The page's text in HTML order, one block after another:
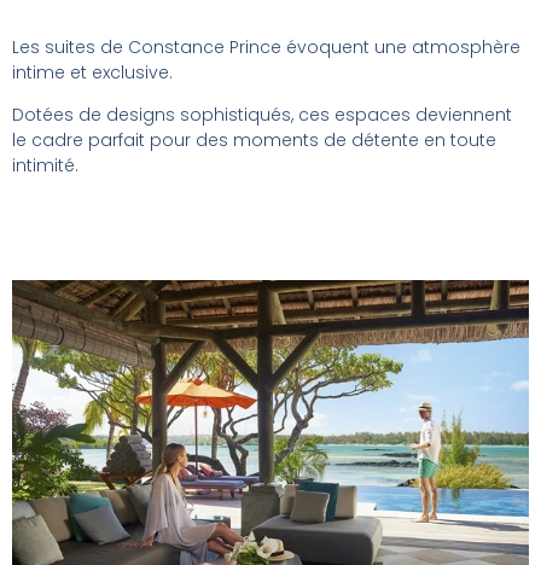
Les suites de Constance Prince évoquent une atmosphère
intime et exclusive.
Dotées de designs sophistiqués, ces espaces deviennent
le cadre parfait pour des moments de détente en toute
intimité.